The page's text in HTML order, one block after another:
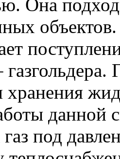
Она
хранения
данной
газ под